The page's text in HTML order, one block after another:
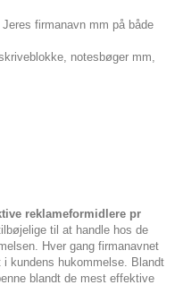
firmanavn mm på både
notesbøger mm,
reklameformidlere pr
til at handle hos de
Hver gang firmanavnet
kundens hukommelse. Blandt
blandt de mest effektive